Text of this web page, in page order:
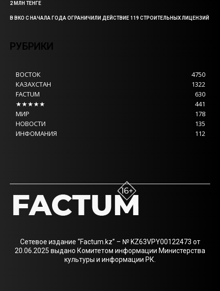
2 МЛН ТЕНГЕ
В ВКО С НАЧАЛА ГОДА ОГРАНИЧИЛИ ДЕЙСТВИЕ 119 СТРОИТЕЛЬНЫХ ЛИЦЕНЗИЙ
РУБРИКИ
ВОСТОК
4750
КАЗАХСТАН
1322
FACTUM
630
★★★★★
441
МИР
178
НОВОСТИ
135
ИНФОМАНИЯ
112
Сетевое издание “Factum.kz” – № KZ63VPY00122473 от
20.06.2025 выдано Комитетом информации Министерства
культуры и информации РК.